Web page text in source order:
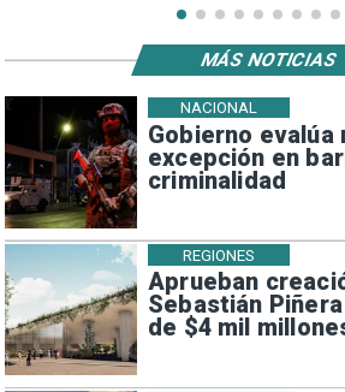
Gobierno evalúa
excepción en
criminalidad
NACIONAL
Aprueban
Sebastián
de $4 mil
REGIONES
MÁS NOTICIAS